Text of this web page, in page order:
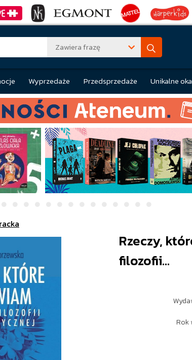
Zawiera frazę
Wyprzedaże Przedsprzedaże Unikalne
Rzeczy,
filozofii...
Rok